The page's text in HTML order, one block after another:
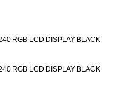
RGB LCD DISPLAY BLACK
RGB LCD DISPLAY BLACK